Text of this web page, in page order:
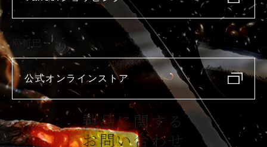
庖斬巴
公式オンラインストア
製品に関する
お問い合わせ